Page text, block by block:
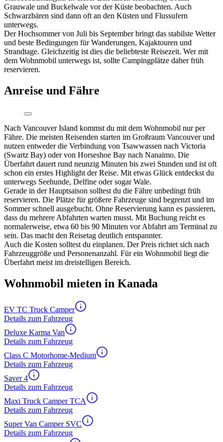
Grauwale und Buckelwale vor der Küste beobachten. Auch
Schwarzbären sind dann oft an den Küsten und Flussufern
unterwegs.
Der Hochsommer von Juli bis September bringt das stabilste Wetter
und beste Bedingungen für Wanderungen, Kajaktouren und
Strandtage. Gleichzeitig ist dies die beliebteste Reisezeit. Wer mit
dem Wohnmobil unterwegs ist, sollte Campingplätze daher früh
reservieren.
Anreise und Fähre
Nach Vancouver Island kommst du mit dem Wohnmobil nur per
Fähre. Die meisten Reisenden starten im Großraum Vancouver und
nutzen entweder die Verbindung von Tsawwassen nach Victoria
(Swartz Bay) oder von Horseshoe Bay nach Nanaimo. Die
Überfahrt dauert rund neunzig Minuten bis zwei Stunden und ist oft
schon ein erstes Highlight der Reise. Mit etwas Glück entdeckst du
unterwegs Seehunde, Delfine oder sogar Wale.
Gerade in der Hauptsaison solltest du die Fähre unbedingt früh
reservieren. Die Plätze für größere Fahrzeuge sind begrenzt und im
Sommer schnell ausgebucht. Ohne Reservierung kann es passieren,
dass du mehrere Abfahrten warten musst. Mit Buchung reicht es
normalerweise, etwa 60 bis 90 Minuten vor Abfahrt am Terminal zu
sein. Das macht den Reisetag deutlich entspannter.
Auch die Kosten solltest du einplanen. Der Preis richtet sich nach
Fahrzeuggröße und Personenanzahl. Für ein Wohnmobil liegt die
Überfahrt meist im dreistelligen Bereich.
Wohnmobil mieten in Kanada
EV TC Truck Camper
Details zum Fahrzeug
Deluxe Karma Van
Details zum Fahrzeug
Class C Motorhome-Medium
Details zum Fahrzeug
Saver 4
Details zum Fahrzeug
Maxi Truck Camper TCA
Details zum Fahrzeug
Super Van Camper SVC
Details zum Fahrzeug